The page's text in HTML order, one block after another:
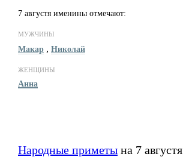
7 августя именины отмечают:
МУЖЧИНЫ
Макар , Николай
ЖЕНЩИНЫ
Анна
Народные приметы на 7 августя